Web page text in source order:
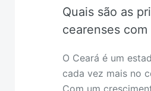
Quais são as
cearenses
O Ceará é um
cada vez mais no